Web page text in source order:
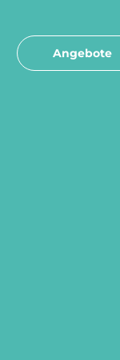
Angebote